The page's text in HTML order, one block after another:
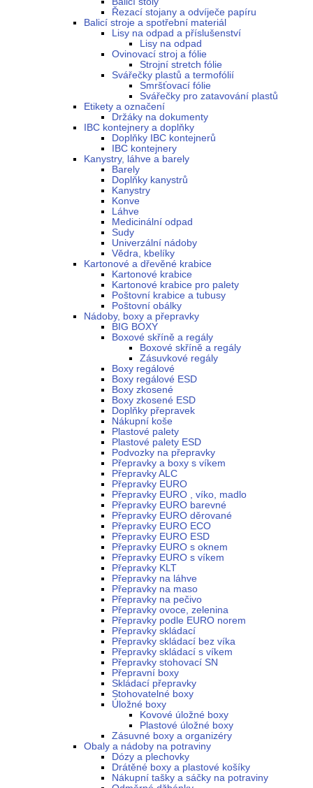
Řezací stojany a odvíječe papíru
Balicí stroje a spotřební materiál
Lisy na odpad a příslušenství
Lisy na odpad
Ovinovací stroj a fólie
Strojní stretch fólie
Svářečky plastů a termofólií
Smršťovací fólie
Svářečky pro zatavování plastů
Etikety a označení
Držáky na dokumenty
IBC kontejnery a doplňky
Doplňky IBC kontejnerů
IBC kontejnery
Kanystry, láhve a barely
Barely
Doplňky kanystrů
Kanystry
Konve
Láhve
Medicinální odpad
Sudy
Univerzální nádoby
Vědra, kbelíky
Kartonové a dřevěné krabice
Kartonové krabice
Kartonové krabice pro palety
Poštovní krabice a tubusy
Poštovní obálky
Nádoby, boxy a přepravky
BIG BOXY
Boxové skříně a regály
Boxové skříně a regály
Zásuvkové regály
Boxy regálové
Boxy regálové ESD
Boxy zkosené
Boxy zkosené ESD
Doplňky přepravek
Nákupní koše
Plastové palety
Plastové palety ESD
Podvozky na přepravky
Přepravky a boxy s víkem
Přepravky ALC
Přepravky EURO
Přepravky EURO , víko, madlo
Přepravky EURO barevné
Přepravky EURO děrované
Přepravky EURO ECO
Přepravky EURO ESD
Přepravky EURO s oknem
Přepravky EURO s víkem
Přepravky KLT
Přepravky na láhve
Přepravky na maso
Přepravky na pečivo
Přepravky ovoce, zelenina
Přepravky podle EURO norem
Přepravky skládací
Přepravky skládací bez víka
Přepravky skládací s víkem
Přepravky stohovací SN
Přepravní boxy
Skládací přepravky
Stohovatelné boxy
Úložné boxy
Kovové úložné boxy
Plastové úložné boxy
Zásuvné boxy a organizéry
Obaly a nádoby na potraviny
Dózy a plechovky
Drátěné boxy a plastové košíky
Nákupní tašky a sáčky na potraviny